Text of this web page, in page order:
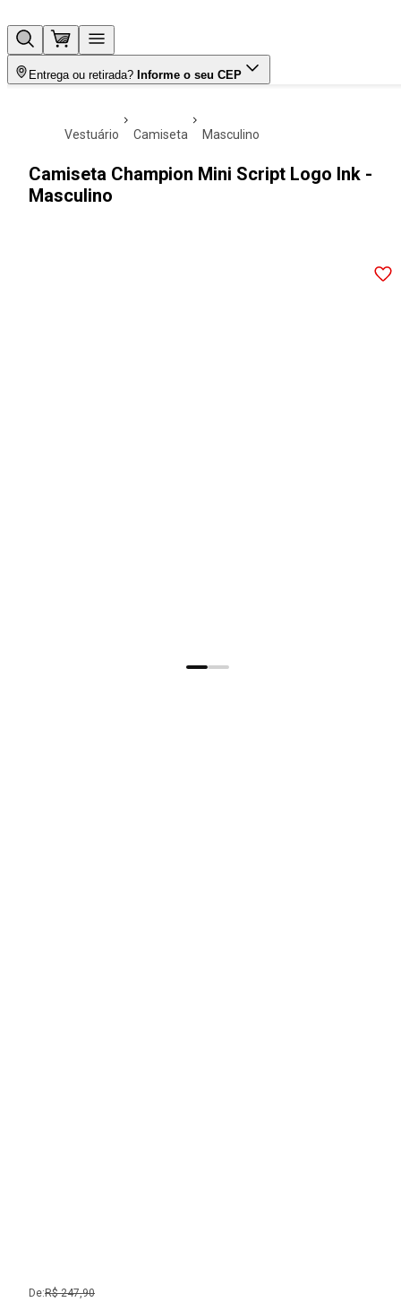
Entrega ou retirada? Informe o seu CEP
vestuário camiseta masculino
Camiseta Champion Mini Script Logo Ink -
Masculino
De:R$ 247,90